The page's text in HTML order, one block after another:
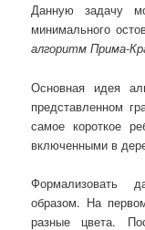
Данную задачу
минимального
алгоритм Прима-
Основная идея
представленном
самое короткое
включенными в
Формализовать
образом. На
разные цвета.